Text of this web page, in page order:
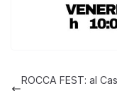
ROCCA FEST: al